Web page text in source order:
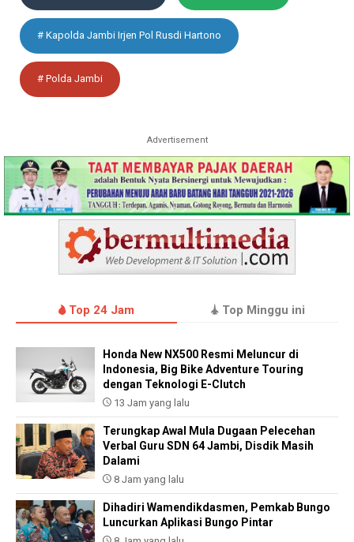
# Kapolda Jambi Irjen Pol Rusdi Hartono
# Polda Jambi
Advertisement
Top 24 Jam Top Minggu ini
Honda New NX500 Resmi Meluncur di
Indonesia, Big Bike Adventure Touring
dengan Teknologi E-Clutch
13 Jam yang lalu
Terungkap Awal Mula Dugaan Pelecehan
Verbal Guru SDN 64 Jambi, Disdik Masih
Dalami
8 Jam yang lalu
Dihadiri Wamendikdasmen, Pemkab Bungo
Luncurkan Aplikasi Bungo Pintar